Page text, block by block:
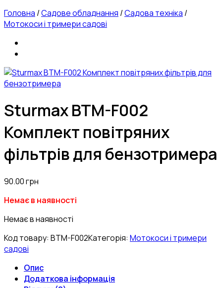
Головна /Садове обладнання /Садова техніка /
Мотокоси і тримери садові
Sturmax BTM-F002
Комплект повітряних
фільтрів для бензотримера
90.00грн
Немає в наявності
Немає в наявності
Код товару: BTM-F002Категорія: Мотокоси і тримери
садові
Опис
Додаткова інформація